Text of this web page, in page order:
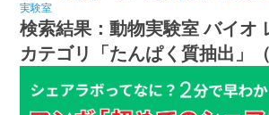
実験室
検索結果：動物実験室 バイオ
カテゴリ「たんぱく質抽出」（